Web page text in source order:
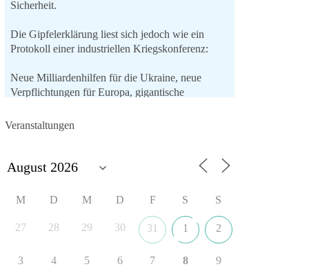
Sicherheit.
Die Gipfelerklärung liest sich jedoch wie ein
Protokoll einer industriellen Kriegskonferenz:
Neue Milliardenhilfen für die Ukraine, neue
Verpflichtungen für Europa, gigantische
Verteidigungsindustrie, Modernisierung der
Forderung, der Iran dürfe keine Kernwaffe
friedensorientierte Politik?
Veranstaltungen
M D M D F S S
27 28 29 30 31 1 2
3 4 5 6 7 8 9